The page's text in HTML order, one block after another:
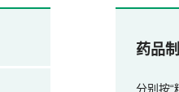
药品
分别按“